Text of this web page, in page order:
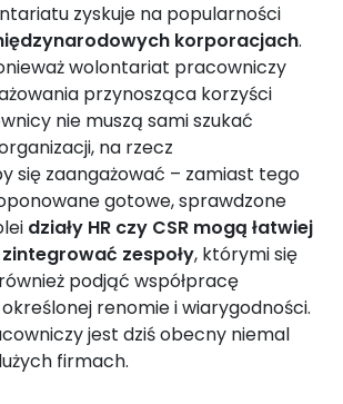
zyskuje na popularności
korporacjach.
wolontariat pracowniczy
przynosząca korzyści
nie muszą sami szukać
na rzecz
się zaangażować – zamiast tego
gotowe, sprawdzone
działy HR czy CSR mogą łatwiej
zespoły, którymi się
podjąć współpracę
renomie i wiarygodności.
jest dziś obecny niemal
firmach.